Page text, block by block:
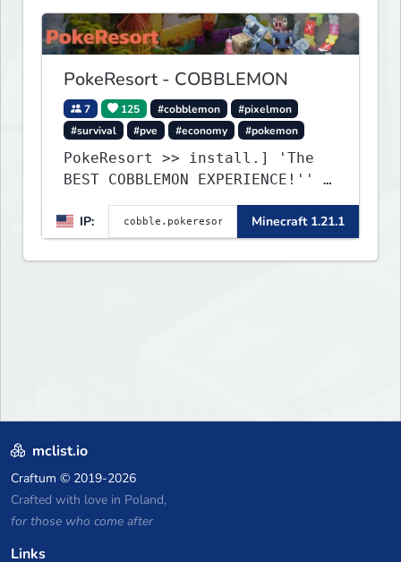
economy, and long-term
survival gameplay.
PokeResort - COBBLEMON
7 125 #cobblemon
#pixelmon
#survival
#pve #economy #pokemon
PokeResort >> install.] 'The
BEST COBBLEMON EXPERIENCE!'' -
IP:
Minecraft 1.21.1
mclist.io
Craftum © 2019-2026
Crafted with love in Poland,
for those who come after
Links